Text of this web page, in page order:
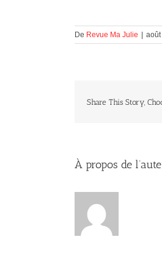
De Revue Ma Julie
Share This Story,
À propos de